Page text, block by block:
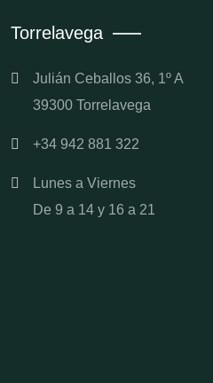
Torrelavega
Julián Ceballos 36, 1º A
39300 Torrelavega
+34 942 881 322
Lunes a Viernes
De 9 a 14 y 16 a 21